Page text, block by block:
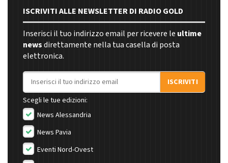
ISCRIVITI ALLE NEWSLETTER DI RADIO GOLD
Inserisci il tuo indirizzo email per ricevere le ultime
newsdirettamente nella tua casella di posta
elettronica.
Indirizzo email
ISCRIVITI
Scegli le tue edizioni:
News Alessandria
News Pavia
Eventi Nord-Ovest